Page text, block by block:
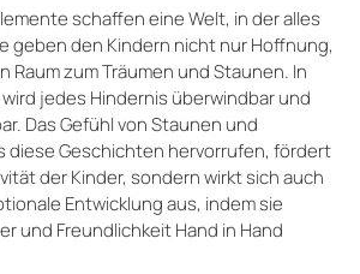
schaffen eine Welt, in der alles
geben den Kindern nicht nur Hoffnung,
Raum zum Träumen und Staunen. In
jedes Hindernis überwindbar und
Das Gefühl von Staunen und
diese Geschichten hervorrufen, fördert
der Kinder, sondern wirkt sich auch
Entwicklung aus, indem sie
und Freundlichkeit Hand in Hand